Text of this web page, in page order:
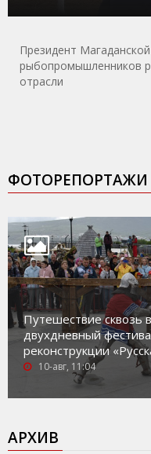
Президент
рыбопромышленников
отрасли
ФОТОРЕПОРТАЖИ
Путешествие сквозь
двухдневный
реконструкции
10-авг, 11:04
АРХИВ